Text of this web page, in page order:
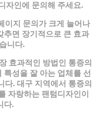
자인에 문의해 주세요.
이지 문의가 크게 늘어나
추면 장기적으로 큰 효과
니다.
효과적인 방법인 통증의
성을 잘 아는 업체를 선
다. 대구 지역에서 통증의
자랑하는 팬텀디자인이
다.